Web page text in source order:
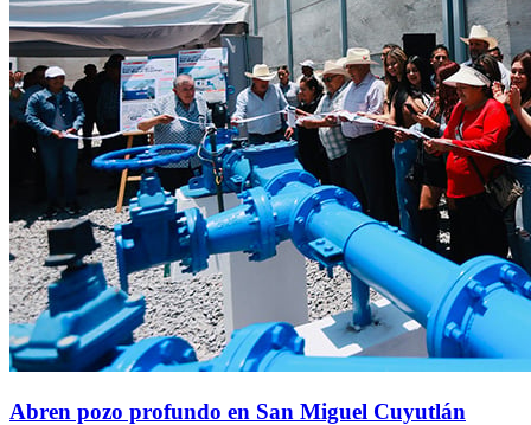
Abren pozo profundo en San Miguel Cuyutlán